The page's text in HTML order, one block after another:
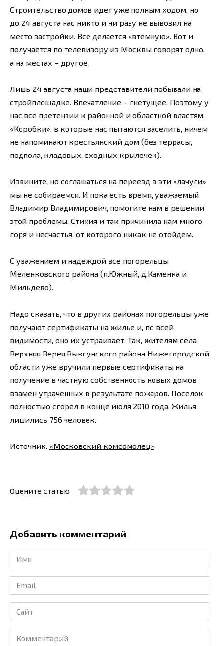
Строительство домов идет уже полным ходом, но
до 24 августа нас никто и ни разу не вывозил на
место застройки. Все делается «втемную». Вот и
получается по телевизору из Москвы говорят одно,
а на местах – другое.
Лишь 24 августа наши представители побывали на
стройплощадке. Впечатление – гнетущее. Поэтому у
нас все претензии к районной и областной властям.
«Коробки», в которые нас пытаются заселить, ничем
не напоминают крестьянский дом (без террасы,
подпола, кладовых, входных крылечек).
Извините, но соглашаться на переезд в эти «лачуги»
мы не собираемся. И пока есть время, уважаемый
Владимир Владимирович, помогите нам в решении
этой проблемы. Стихия и так причинила нам много
горя и несчастья, от которого никак не отойдем.
С уважением и надеждой все погорельцы
Меленковского района (п.Южный, д.Каменка и
Мильдево).
Надо сказать, что в других районах погорельцы уже
получают сертификаты на жилье и, по всей
видимости, оно их устраивает. Так, жителям села
Верхняя Верея Выксунского района Нижегородской
области уже вручили первые сертификаты на
получение в частную собственность новых домов
взамен утраченных в результате пожаров. Поселок
полностью сгорел в конце июля 2010 года. Жилья
лишились 756 человек.
Источник: «Московский комсомолец»
Оцените статью
Добавить комментарий
Имя
*
Email
*
Сайт
Комментарий